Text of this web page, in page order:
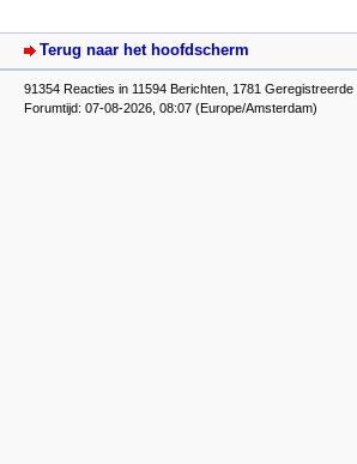
Terug naar het hoofdscherm
91354 Reacties in 11594 Berichten, 1781
Forumtijd: 07-08-2026, 08:07 (Europe/Amsterdam)